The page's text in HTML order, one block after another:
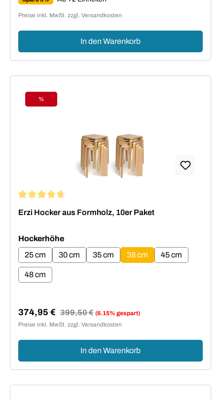
Preise inkl. MwSt. zzgl. Versandkosten
In den Warenkorb
Rabatt
%
Erzi Hocker aus Formholz, 10er Paket
Hockerhöheauswählen
25 cm
30 cm 35 cm 38 cm 45 cm
48 cm
Verkaufspreis:
374,95 € Regulärer Preis:
399,50 € (6.15% gespart)
Preise inkl. MwSt. zzgl. Versandkosten
In den Warenkorb